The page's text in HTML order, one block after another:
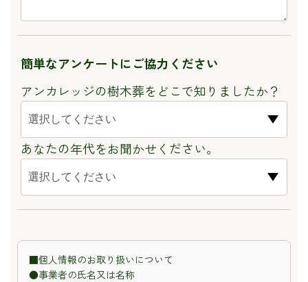
簡単なアンケートにご協力ください
アンカレッジの樹木葬をどこで知りましたか？
あなたの年代をお聞かせください。
■個人情報のお取り扱いについて
●事業者の氏名又は名称